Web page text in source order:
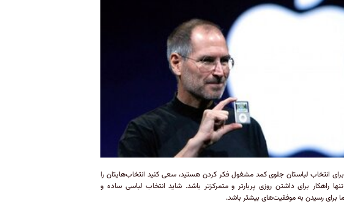
برای انتخاب لباستان جلوی کمد مشغول فکر کردن هستید، سعی کنید انتخاب‌هایتان را
راهکار برای داشتن روزی پربارتر و متمرکزتر باشد. شاید انتخاب لباسی ساده و
برای رسیدن به موفقیت‌های بیشتر باشد.